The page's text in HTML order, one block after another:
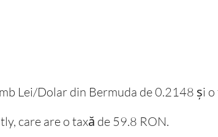
Lei/Dolar din Bermuda de 0.2148 și
care are o taxă de 59.8 RON.